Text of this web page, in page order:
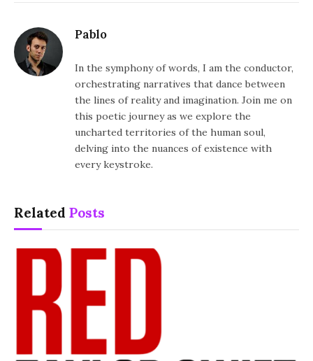
Pablo
In the symphony of words, I am the conductor,
orchestrating narratives that dance between
the lines of reality and imagination. Join me on
this poetic journey as we explore the
uncharted territories of the human soul,
delving into the nuances of existence with
every keystroke.
Related Posts